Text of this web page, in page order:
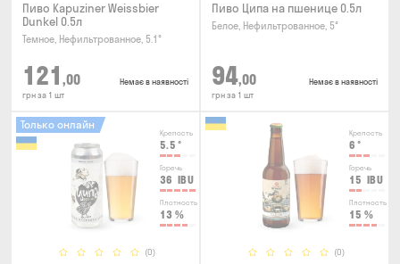
Пиво Kapuziner Weissbier
Dunkel 0.5л
Темное, Нефильтрованное, 5.1°
121 ,00
грн за 1 шт
Немає в наявності
Пиво Ципа на пшенице 0.5л
Белое, Нефильтрованное, 5°
94,00
грн за 1 шт
Немає в наявності
Крепость
5.5 °
Горечь
36 IBU
Плотность
13 %
(0)
Только онлайн
Крепость
6 °
Горечь
15 IBU
Плотность
15 %
(0)